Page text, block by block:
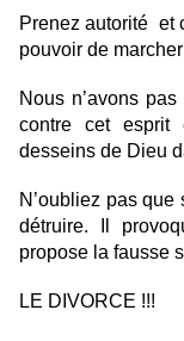
Prenez autorité et
pouvoir de
Nous n’avons
contre cet esprit
desseins de Dieu
N’oubliez pas que
détruire. Il
propose la fausse
LE DIVORCE !!!